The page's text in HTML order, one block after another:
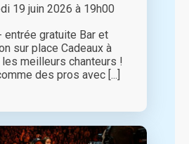
19 juin 2026 à 19h00
entrée gratuite Bar et
sur place Cadeaux à
meilleurs chanteurs !
des pros avec [...]